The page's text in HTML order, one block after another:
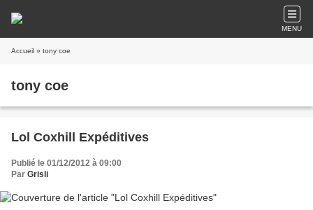
MENU
Accueil » tony coe
tony coe
Lol Coxhill Expéditives
Publié le 01/12/2012 à 09:00
Par Grisli